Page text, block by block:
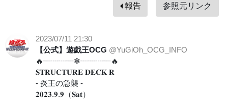
報告 参照元リンク
2023/07/11 21:30
【公式】遊戯王OCG @YuGiOh_OCG_INFO
🔥┈┈┈┈✼┈┈┈┈🔥
𝐒𝐓𝐑𝐔𝐂𝐓𝐔𝐑𝐄 𝐃𝐄𝐂𝐊 𝐑
- 炎王の急襲 -
𝟐𝟎𝟐𝟑.𝟗.𝟗（𝐒𝐚𝐭）